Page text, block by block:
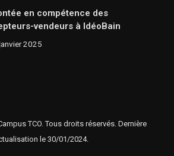
en compétence des
vendeurs à IdéoBain
2025
TCO. Tous droits réservés. Dernière
le 30/01/2024.